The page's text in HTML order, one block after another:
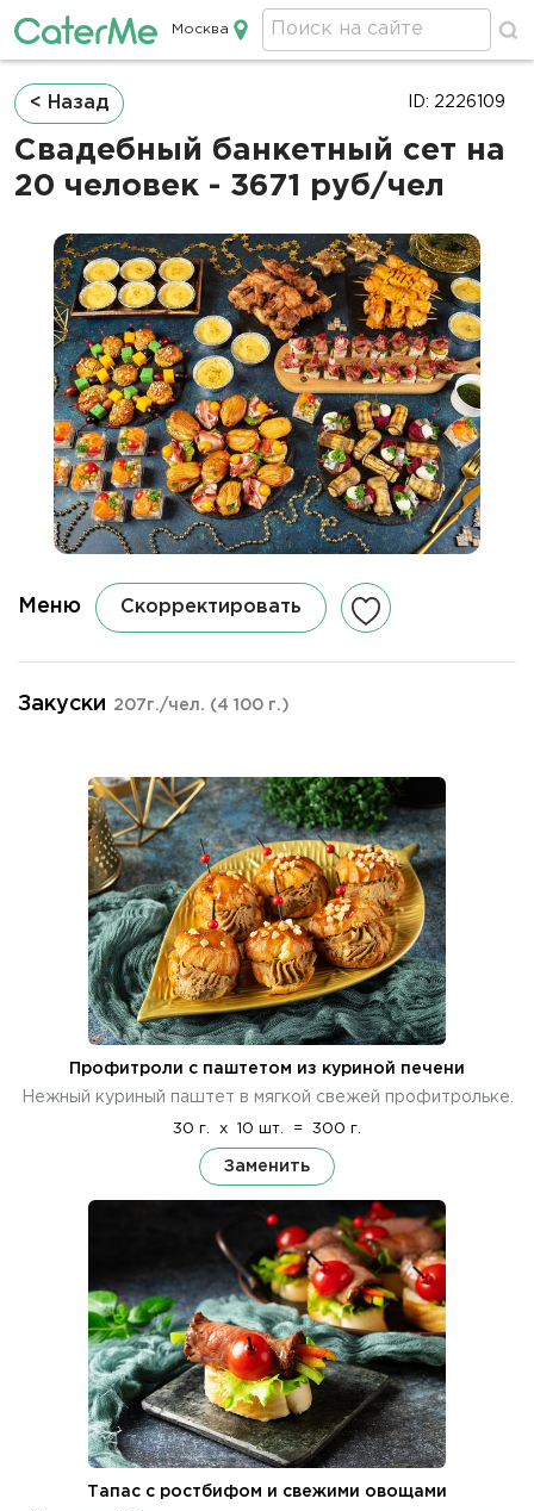
Кейтеринг в Москве
Москва
Строка
навигации
< Назад
Свадебный банкетный сет на
20 человек - 3671 руб/чел
ID: 2226109
Меню Скорректировать
Закуски 207г./чел. (4 100 г.)
Профитроли с паштетом из куриной печени
Нежный куриный паштет в мягкой свежей профитрольке.
30 г. x 10 шт. = 300 г.
Заменить
Тапас с ростбифом и свежими овощами